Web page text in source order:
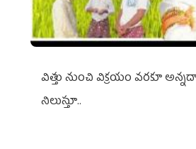
విత్తు నుంచి విక్రయం వరకూ
నిలుస్తూ..